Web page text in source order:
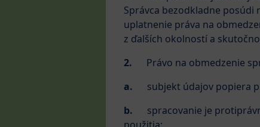
Správca bezodkladne
uplatnenie práva na
z ďalších okolností a
2. Právo na obmedzenie
a. subjekt údajov popiera
b. spracovanie je